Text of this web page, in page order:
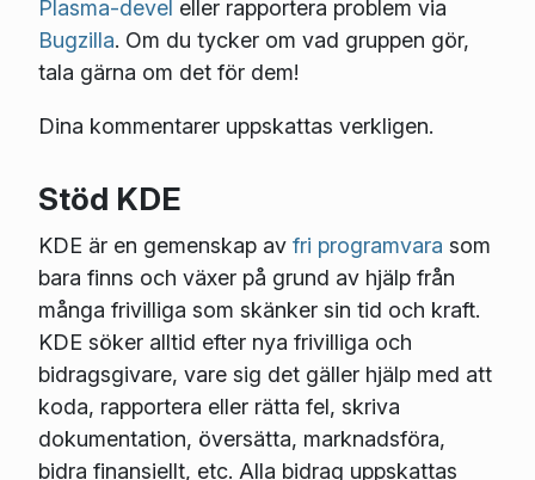
Plasma-devel eller rapportera problem via
Bugzilla. Om du tycker om vad gruppen gör,
tala gärna om det för dem!
Dina kommentarer uppskattas verkligen.
Stöd KDE
KDE är en gemenskap av fri programvara som
bara finns och växer på grund av hjälp från
många frivilliga som skänker sin tid och kraft.
KDE söker alltid efter nya frivilliga och
bidragsgivare, vare sig det gäller hjälp med att
koda, rapportera eller rätta fel, skriva
dokumentation, översätta, marknadsföra,
bidra finansiellt, etc. Alla bidrag uppskattas